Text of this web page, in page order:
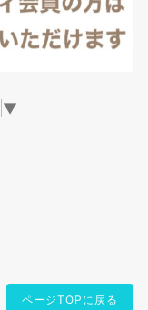
▼
ページTOPに戻る